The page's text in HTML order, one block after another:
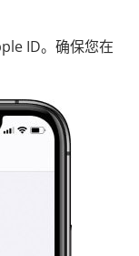
ID。确保您在